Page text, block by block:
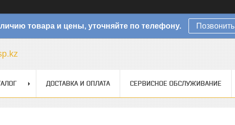
товара и цены, уточняйте по телефону. Позвонить
ДОСТАВКА И ОПЛАТА СЕРВИСНОЕ ОБСЛУЖИВАНИЕ